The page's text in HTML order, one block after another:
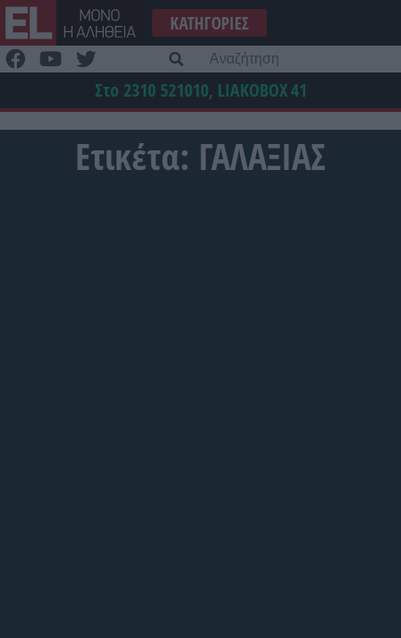
Μετάβαση
στο
περιεχόμενο
ΚΑΤΗΓΟΡΊΕΣ
Στο 2310 521010, LIAKOBOX41
Ετικέτα: ΓΑΛΑΞΙΑΣ